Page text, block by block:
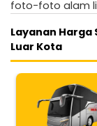
foto-foto alam
Layanan Harga
Luar Kota